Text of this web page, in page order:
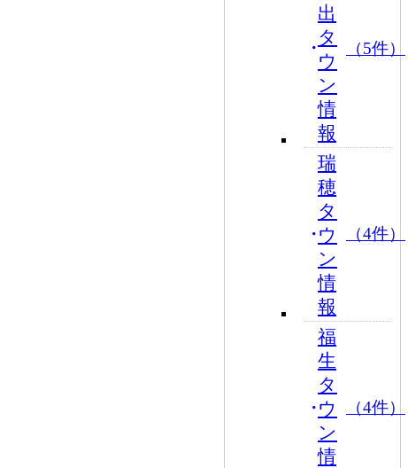
出
タ
ウ
ン
情
報
（5件）
瑞
穂
タ
ウ
ン
情
報
（4件）
福
生
タ
ウ
ン
情
（4件）